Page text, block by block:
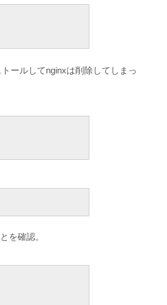
ールしてnginxは削除してしまっ
を確認。